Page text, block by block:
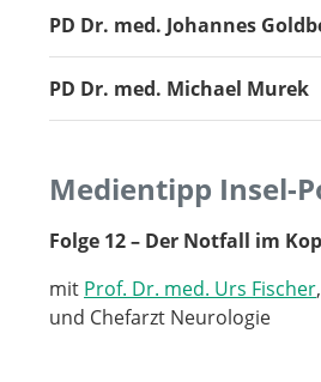
Direktor und Chefarzt
Zum Profil
Leitender Arzt, Leiter
Schädelbasischirurgie
PD Dr. med. Johannes
PD Dr. med. Michael Murek
Medientipp Insel-
Folge 12 – Der Notfall im
mit Prof. Dr. med. Urs Fischer
und Chefarzt Neurologie